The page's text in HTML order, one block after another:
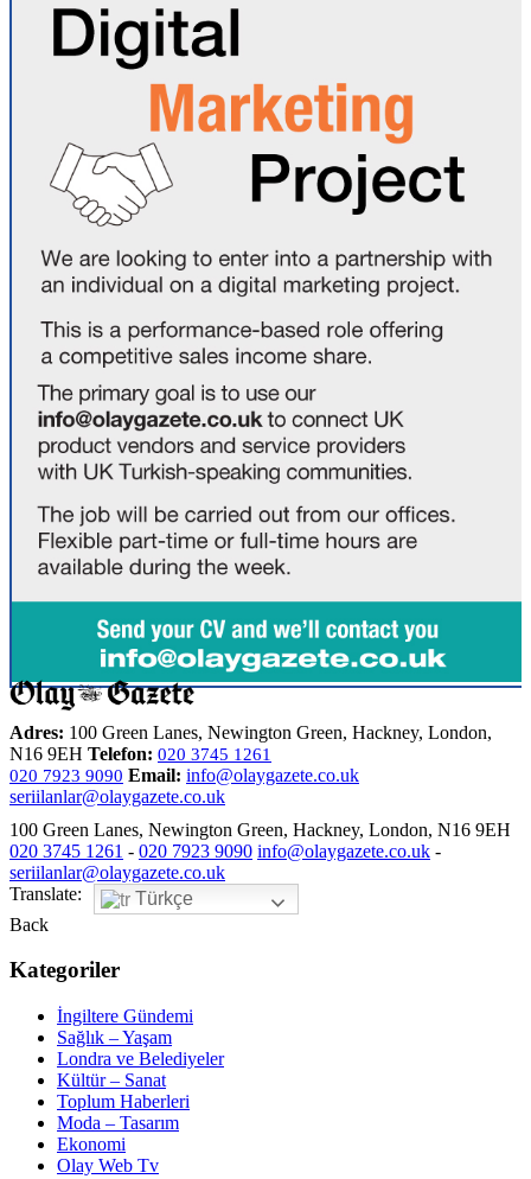
Adres: 100 Green Lanes, Newington Green, Hackney, London,
N16 9EH Telefon: 020 3745 1261
020 7923 9090 Email: info@olaygazete.co.uk
seriilanlar@olaygazete.co.uk
100 Green Lanes, Newington Green, Hackney, London, N16 9EH
020 3745 1261 - 020 7923 9090 info@olaygazete.co.uk -
seriilanlar@olaygazete.co.uk
Translate:
Türkçe
Back
Kategoriler
İngiltere Gündemi
Sağlık – Yaşam
Londra ve Belediyeler
Kültür – Sanat
Toplum Haberleri
Moda – Tasarım
Ekonomi
Olay Web Tv